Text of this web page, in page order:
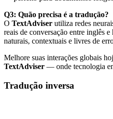
Q3: Quão precisa é a tradução?
O TextAdviser utiliza redes
reais de conversação entre inglês
naturais, contextuais e livres de
Melhore suas interações globais
TextAdviser — onde tecnologia
Tradução inversa